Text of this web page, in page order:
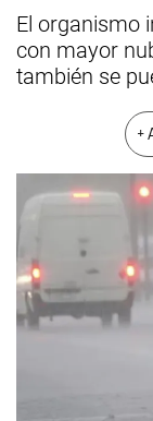
El organismo
con mayor
también se
+